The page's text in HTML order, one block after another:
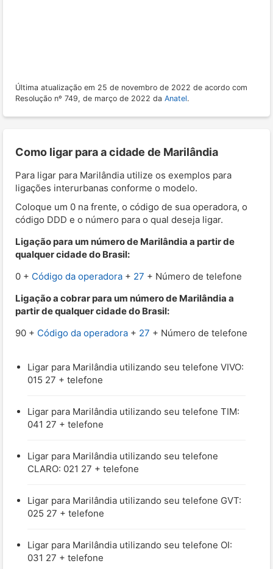
Última atualização em 25 de novembro de 2022 de acordo com
Resolução nº 749, de março de 2022 da Anatel.
Como ligar para a cidade de Marilândia
Para ligar para Marilândia utilize os exemplos para
ligações interurbanas conforme o modelo.
Coloque um 0 na frente, o código de sua operadora, o
código DDD e o número para o qual deseja ligar.
Ligação para um número de Marilândia a partir de
qualquer cidade do Brasil:
0 + Código da operadora + 27 + Número de telefone
Ligação a cobrar para um número de Marilândia a
partir de qualquer cidade do Brasil:
90 + Código da operadora + 27 + Número de telefone
Ligar para Marilândia utilizando seu telefone VIVO:
015 27 + telefone
Ligar para Marilândia utilizando seu telefone TIM:
041 27 + telefone
Ligar para Marilândia utilizando seu telefone
CLARO: 021 27 + telefone
Ligar para Marilândia utilizando seu telefone GVT:
025 27 + telefone
Ligar para Marilândia utilizando seu telefone OI:
031 27 + telefone